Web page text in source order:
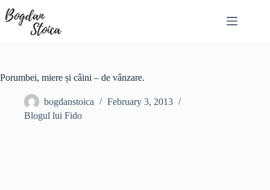
to
content
Porumbei, miere și câini – de vânzare.
bogdanstoica
February 3, 2013
Blogul lui Fido